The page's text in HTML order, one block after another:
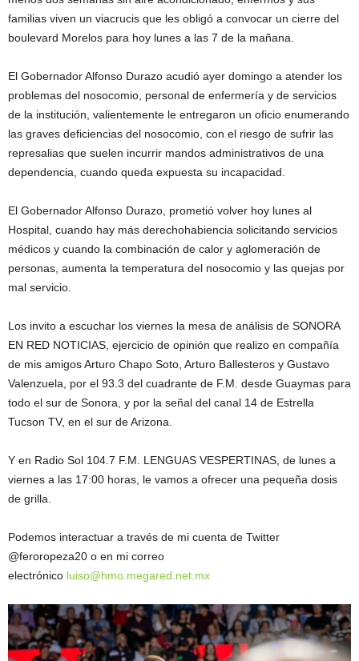
familias viven un viacrucis que les obligó a convocar un cierre del
boulevard Morelos para hoy lunes a las 7 de la mañana.
El Gobernador Alfonso Durazo acudió ayer domingo a atender los
problemas del nosocomio, personal de enfermería y de servicios
de la institución, valientemente le entregaron un oficio enumerando
las graves deficiencias del nosocomio, con el riesgo de sufrir las
represalias que suelen incurrir mandos administrativos de una
dependencia, cuando queda expuesta su incapacidad.
El Gobernador Alfonso Durazo, prometió volver hoy lunes al
Hospital, cuando hay más derechohabiencia solicitando servicios
médicos y cuando la combinación de calor y aglomeración de
personas, aumenta la temperatura del nosocomio y las quejas por
mal servicio.
Los invito a escuchar los viernes la mesa de análisis de SONORA
EN RED NOTICIAS, ejercicio de opinión que realizo en compañía
de mis amigos Arturo Chapo Soto, Arturo Ballesteros y Gustavo
Valenzuela, por el 93.3 del cuadrante de F.M. desde Guaymas para
todo el sur de Sonora, y por la señal del canal 14 de Estrella
Tucson TV, en el sur de Arizona.
Y en Radio Sol 104.7 F.M. LENGUAS VESPERTINAS, de lunes a
viernes a las 17:00 horas, le vamos a ofrecer una pequeña dosis
de grilla.
Podemos interactuar a través de mi cuenta de Twitter
@feroropeza20 o en mi correo
electrónico luiso@hmo.megared.net.mx